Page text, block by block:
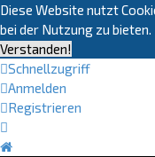
Diese Website nutzt
bei der Nutzung zu bieten.
Verstanden!
Schnellzugriff
Anmelden
Registrieren